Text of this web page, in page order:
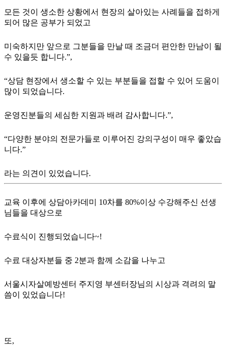
모든 것이 생소한 상황에서 현장의 살아있는 사례들을 접하게
되어 많은 공부가 되었고
미숙하지만 앞으로 그분들을 만날 때 조금더 편안한 만남이 될
수 있을듯 합니다.”,
“상담 현장에서 생소할 수 있는 부분들을 접할 수 있어 도움이
많이 되었습니다.
운영진분들의 세심한 지원과 배려 감사합니다.”,
“다양한 분야의 전문가들로 이루어진 강의구성이 매우 좋았습
니다.”
라는 의견이 있었습니다.
교육 이후에 상담아카데미 10차를 80%이상 수강해주신 선생
님들을 대상으로
수료식이 진행되었습니다~!
수료 대상자분들 중 2분과 함께 소감을 나누고
서울시자살예방센터 주지영 부센터장님의 시상과 격려의 말
씀이 있었습니다!
또,